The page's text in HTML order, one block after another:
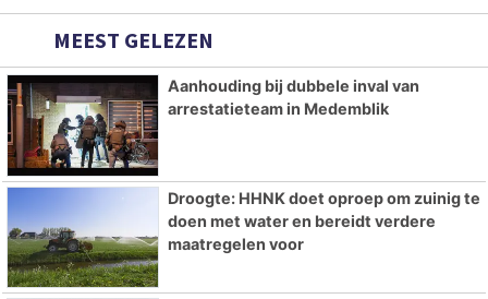
MEEST GELEZEN
Aanhouding bij dubbele inval van
arrestatieteam in Medemblik
Droogte: HHNK doet oproep om zuinig te
doen met water en bereidt verdere
maatregelen voor